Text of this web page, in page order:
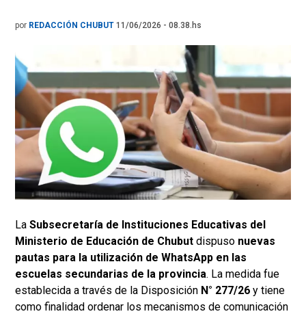
por REDACCIÓN CHUBUT 11/06/2026 - 08.38.hs
La Subsecretaría de Instituciones Educativas del
Ministerio de Educación de Chubut dispuso nuevas
pautas para la utilización de WhatsApp en las
escuelas secundarias de la provincia. La medida fue
establecida a través de la Disposición N° 277/26 y tiene
como finalidad ordenar los mecanismos de comunicación